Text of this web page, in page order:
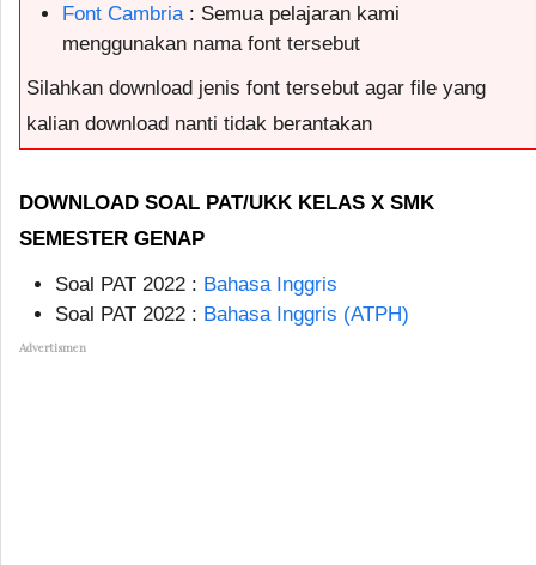
Font Cambria: Semua pelajaran kami
menggunakan nama font tersebut
Silahkan download jenis font tersebut agar file yang
kalian download nanti tidak berantakan
DOWNLOAD SOAL PAT/UKK KELAS X SMK
SEMESTER GENAP
Soal PAT 2022 : Bahasa Inggris
Soal PAT 2022 : Bahasa Inggris (ATPH)
Advertismen